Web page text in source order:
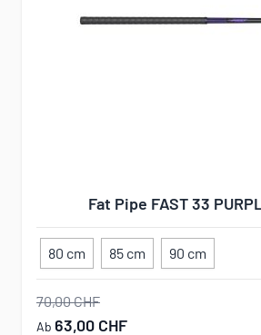
Fat Pipe FAST 33
80 cm 85 cm 90 cm
70,00 CHF
Ab 63,00 CHF